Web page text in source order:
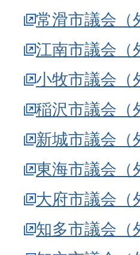
常滑市議会（
江南市議会（
小牧市議会（
稲沢市議会（
新城市議会（
東海市議会（
大府市議会（
知多市議会（